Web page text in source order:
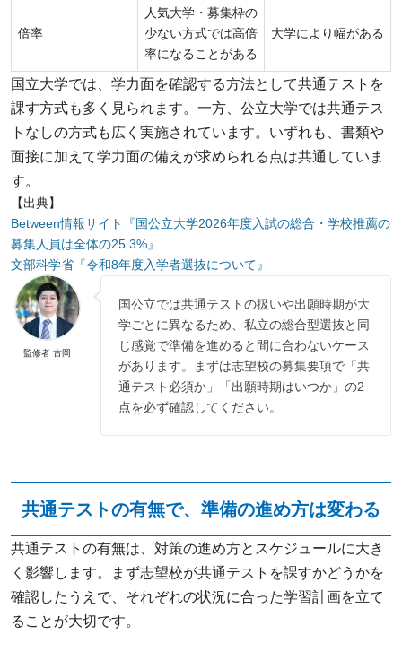
倍率
人気大学・募集枠の
少ない方式では高倍
率になることがある
大学により幅がある
国立大学では、学力面を確認する方法として共通テストを
課す方式も多く見られます。一方、公立大学では共通テス
トなしの方式も広く実施されています。いずれも、書類や
面接に加えて学力面の備えが求められる点は共通していま
す。
【出典】
Between情報サイト『国公立大学2026年度入試の総合・学校推薦の
募集人員は全体の25.3%』
文部科学省『令和8年度入学者選抜について』
監修者 古岡
国公立では共通テストの扱いや出願時期が大
学ごとに異なるため、私立の総合型選抜と同
じ感覚で準備を進めると間に合わないケース
があります。まずは志望校の募集要項で「共
通テスト必須か」「出願時期はいつか」の2
点を必ず確認してください。
共通テストの有無で、準備の進め方は変わる
共通テストの有無は、対策の進め方とスケジュールに大き
く影響します。まず志望校が共通テストを課すかどうかを
確認したうえで、それぞれの状況に合った学習計画を立て
ることが大切です。